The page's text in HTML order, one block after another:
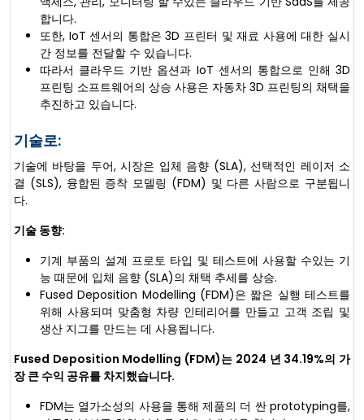
합니다.
또한, IoT 센서의 통합은 3D 프린터 및 재료 사용에 대한 실시
간 정보를 전달할 수 있습니다.
따라서 클라우드 기반 옵션과 IoT 센서의 통합으로 인해 3D
프린팅 소프트웨어의 상승 사용은 자동차 3D 프린팅의 채택을
추진하고 있습니다.
기술로:
기술에 바탕을 두어, 시장은 입체 음향 (SLA), 선택적인 레이저 소
결 (SLS), 융합된 증착 모델링 (FDM) 및 다른 사람으로 구분됩니
다.
기술 동향:
기계 부품의 설계 프로토 타입 및 테스트에 사용할 수있는 기
능 때문에 입체 음향 (SLA)의 채택 추세를 상승.
Fused Deposition Modelling (FDM)은 짧은 실행 테스트를
위해 사용되며 맞춤형 차량 인테리어를 만들고 고객 조립 및
생산 지그를 만드는 데 사용됩니다.
Fused Deposition Modelling (FDM)는 2024 년 34.19%의 가
장 큰 수익 공유를 차지했습니다.
FDM는 열가소성의 사용을 통해 제품의 더 싼 prototyping를,